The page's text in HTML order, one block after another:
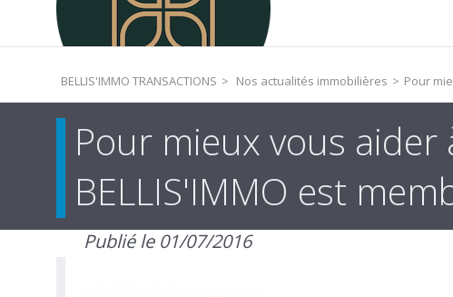
BELLIS'IMMO TRANSACTIONS > Nos actualités immobilières > Pour
Pour mieux vous
BELLIS'IMMO est
Publié le 01/07/2016